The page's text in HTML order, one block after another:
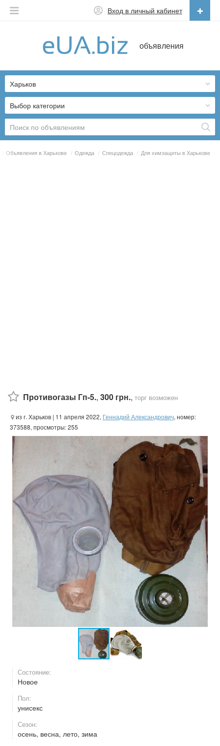
объявления
Вход в личный кабинет
Українська
Выбор категории
Харьков
Объявления в Харькове / Одежда / Спецодежда / Для химзащиты в Харькове
Противогазы Гп-5., 300 грн., торг возможен
из г. Харьков | 11 апреля 2022, Геннадий Александрович, номер:
373588, просмотры: 255
Состояние:
Новое
Пол:
унисекс
Сезон:
осень, весна, лето, зима